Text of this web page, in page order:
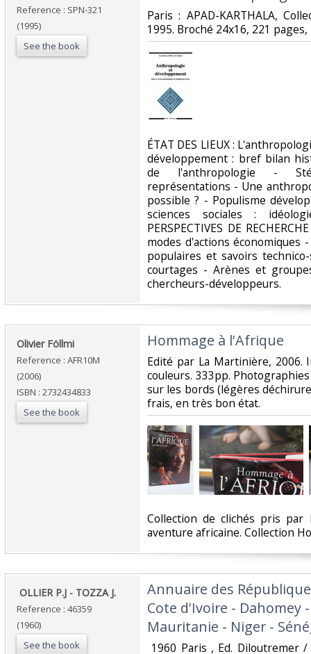
Reference : SPN-321
(1995)
See the book
‎Paris : APAD-KARTHALA,
1995. Broché 24x16, 221
‎ÉTAT DES LIEUX :
développement : bref bilan
de l'anthropologie -
représentations - Une
possible ? - Populisme
sciences sociales :
PERSPECTIVES DE
modes d'actions économiques
populaires et savoirs
courtages - Arènes et
chercheurs-développeurs.‎
‎Olivier Föllmi‎
Reference : AFR10M
(2006)
ISBN : 2732434833
See the book
‎Hommage à l'Afrique‎
‎Edité par La Martinière, 2006.
couleurs. 333pp.
sur les bords (légères
frais, en très bon état.‎
‎Collection de clichés pris
aventure africaine. Collection
‎ OLLIER P.J - TOZZA J. ‎
Reference : 46359
(1960)
See the book
‎Annuaire des
Cote d'Ivoire - Dahomey
Mauritanie - Niger -
1960 Paris , Ed. Diloutremer